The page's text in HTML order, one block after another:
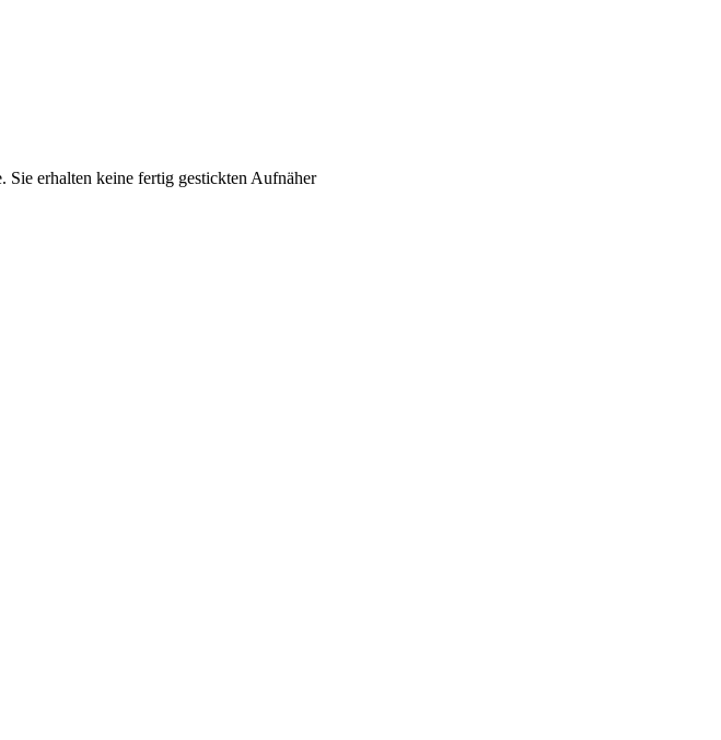
erhalten keine fertig gestickten Aufnäher